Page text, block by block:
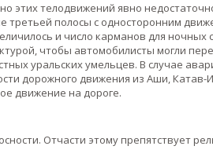
этих телодвижений явно
третьей полосы с односторонним
и число карманов для ночных
чтобы автомобилисты могли
уральских умельцев. В случае
дорожного движения из Аши, Катав-
движение на дороге.
Отчасти этому препятствует